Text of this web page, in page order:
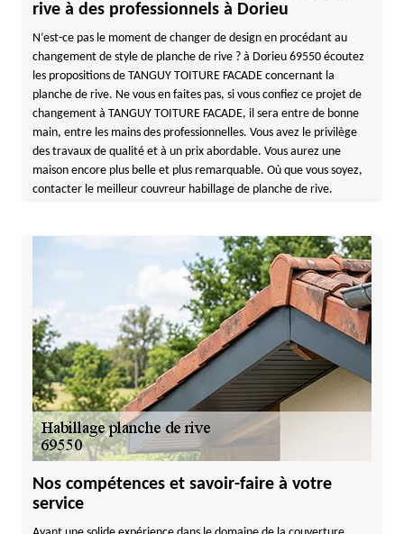
rive à des professionnels à Dorieu
N’est-ce pas le moment de changer de design en procédant au
changement de style de planche de rive ? à Dorieu 69550 écoutez
les propositions de TANGUY TOITURE FACADE concernant la
planche de rive. Ne vous en faites pas, si vous confiez ce projet de
changement à TANGUY TOITURE FACADE, il sera entre de bonne
main, entre les mains des professionnelles. Vous avez le privilège
des travaux de qualité et à un prix abordable. Vous aurez une
maison encore plus belle et plus remarquable. Où que vous soyez,
contacter le meilleur couvreur habillage de planche de rive.
Nos compétences et savoir-faire à votre
service